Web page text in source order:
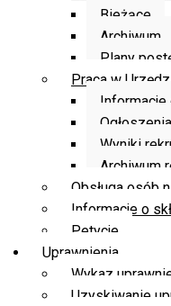
Bieżące
Archiwum
Plany
Praca w
Informacje
Wyniki
Archiwum
Obsługa osób
Informacje o
Petycje
Uprawnienia
Wykaz
Uzyskiwanie